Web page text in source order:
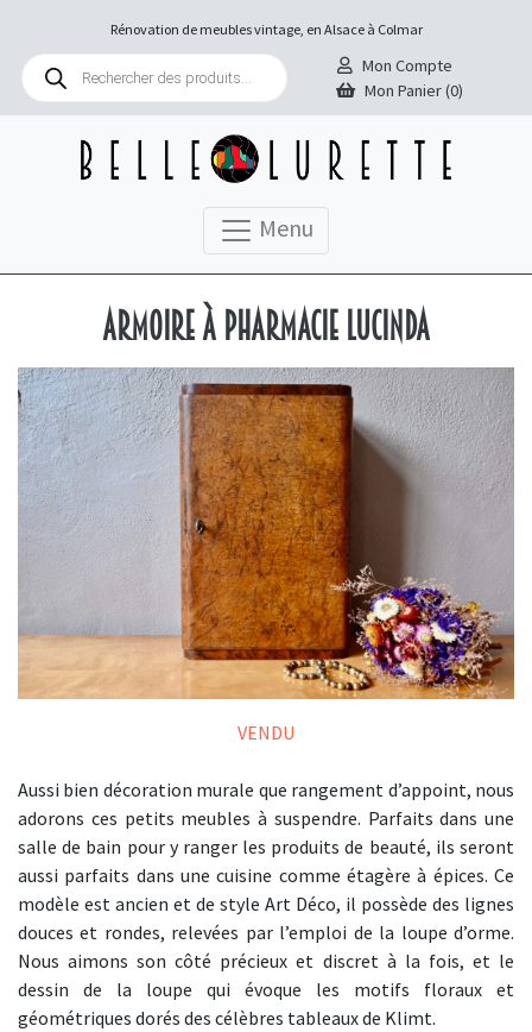
Rénovation de meubles vintage, en Alsace à Colmar
Recherche
produits
Mon Compte
Mon Panier (0)
Menu
Armoire à pharmacie Lucinda
VENDU
Aussi bien décoration murale que rangement d’appoint, nous
adorons ces petits meubles à suspendre. Parfaits dans une
salle de bain pour y ranger les produits de beauté, ils seront
aussi parfaits dans une cuisine comme étagère à épices. Ce
modèle est ancien et de style Art Déco, il possède des lignes
douces et rondes, relevées par l’emploi de la loupe d’orme.
Nous aimons son côté précieux et discret à la fois, et le
dessin de la loupe qui évoque les motifs floraux et
géométriques dorés des célèbres tableaux de Klimt.